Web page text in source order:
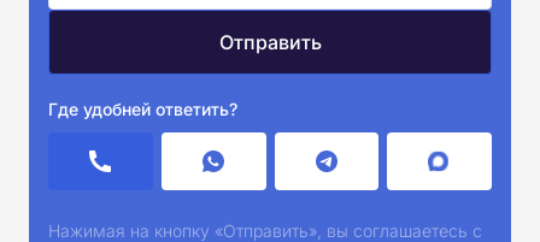
Где удобней ответить?
Нажимая на кнопку «Отправить», вы соглашаетесь с